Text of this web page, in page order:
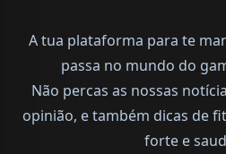
A tua plataforma para te
passa no mundo do
Não percas as nossas
opinião, e também dicas de
forte e